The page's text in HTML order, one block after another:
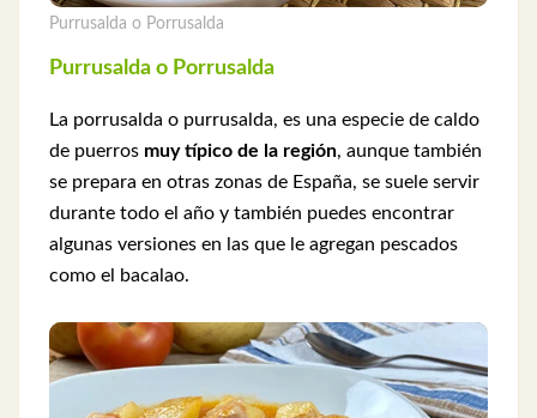
Purrusalda o Porrusalda
Purrusalda o Porrusalda
La porrusalda o purrusalda, es una especie de caldo
de puerros muy típico de la región, aunque también
se prepara en otras zonas de España, se suele servir
durante todo el año y también puedes encontrar
algunas versiones en las que le agregan pescados
como el bacalao.